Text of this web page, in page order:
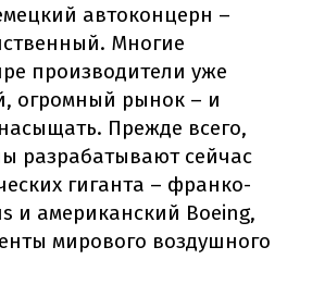
автоконцерн –
Многие
производители уже
огромный рынок – и
Прежде всего,
разрабатывают сейчас
гиганта – франко-
и американский Boeing,
мирового воздушного